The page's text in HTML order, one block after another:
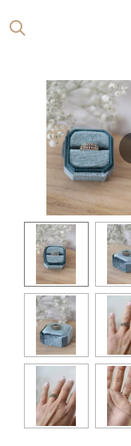
Ga
direct
hoofdinhoud